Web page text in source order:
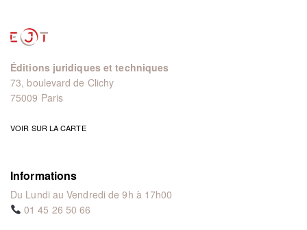
Éditions juridiques et techniques
73, boulevard de Clichy
75009 Paris
VOIR SUR LA CARTE
Informations
Du Lundi au Vendredi de 9h à 17h00
01 45 26 50 66